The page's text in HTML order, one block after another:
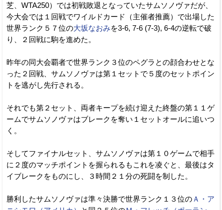
芝、WTA250）では初戦敗退となっていたサムソノヴァだが、
今大会では１回戦でワイルドカード（主催者推薦）で出場した
世界ランク５７位の大坂なおみを3-6, 7-6 (7-3), 6-4の逆転で破
り、２回戦に駒を進めた。
昨年の同大会覇者で世界ランク３位のペグラとの顔合わせとな
った２回戦、サムソノヴァは第１セットで５度のセットポイン
トを逃がし先行される。
それでも第２セット、両者キープを続け迎えた終盤の第１１ゲ
ームでサムソノヴァはブレークを奪い１セットオールに追いつ
く。
そしてファイナルセット、サムソノヴァは第１０ゲームで相手
に２度のマッチポイントを握られるもこれを凌ぐと、最後はタ
イブレークをものにし、３時間２１分の死闘を制した。
勝利したサムソノヴァは準々決勝で世界ランク１３位のＡ・ア